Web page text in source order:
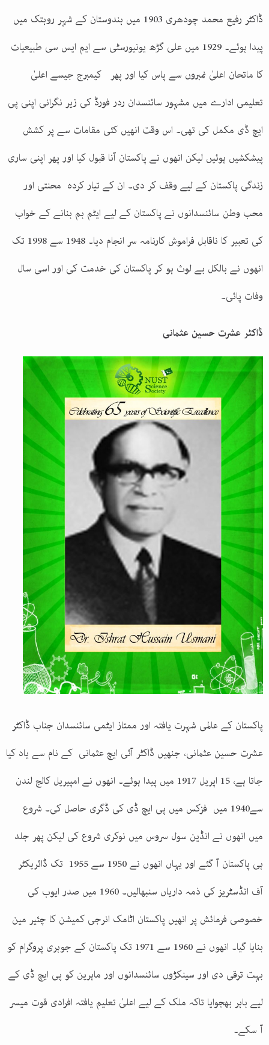
ڈاکٹر رفیع محمد چودھری 1903 میں ہندوستان کے شہر روہتک میں
پیدا ہوئے۔ 1929 میں علی گڑھ یونیورسٹی سے ایم ایس سی طبیعیات
کا ماتحان اعلیٰ نمبروں سے پاس کیا اور پھر کیمبرج جیسے اعلیٰ
تعلیمی ادارے میں مشہور سائنسدان ردر فورڈ کی زیر نگرانی اپنی پی
ایچ ڈی مکمل کی تھی۔ اس وقت انھیں کئی مقامات سے پر کشش
پیشکشیں ہوئیں لیکن انھوں نے پاکستان آنا قبول کیا اور پھر اپنی ساری
زندگی پاکستان کے لیے وقف کر دی۔ ان کے تیار کردہ محنتی اور
محب وطن سائنسدانوں نے پاکستان کے لیے ایٹم بم بنانے کے خواب
کی تعبیر کا ناقابل فراموش کارنامہ سر انجام دیا۔ 1948 سے 1998 تک
انھوں نے بالکل بے لوث ہو کر پاکستان کی خدمت کی اور اسی سال
وفات پائی۔
ڈاکٹر عشرت حسین عثمانی
پاکستان کے عالمی شہرت یافتہ اور ممتاز ایٹمی سائنسدان جناب ڈاکٹر
عشرت حسین عثمانی، جنھیں ڈاکٹر آئی ایچ عثمانی کے نام سے یاد کیا
جاتا ہے، 15 اپریل 1917 میں پیدا ہوئے۔ انھوں نے امپیریل کالج لندن
سے1940 میں فزکس میں پی ایچ ڈی کی ڈگری حاصل کی۔ شروع
میں انھوں نے انڈین سول سروس میں نوکری شروع کی لیکن پھر جلد
ہی پاکستان آ گئے اور یہاں انھوں نے 1950 سے 1955 تک ڈائریکٹر
آف انڈسٹریز کی ذمہ داریاں سنبھالیں۔ 1960 میں صدر ایوب کی
خصوصی فرمائش پر انھیں پاکستان اٹامک انرجی کمیشن کا چئیر مین
بنایا گیا۔ انھوں نے 1960 سے 1971 تک پاکستان کے جوہری پروگرام کو
بہت ترقی دی اور سینکڑوں سائنسدانوں اور ماہرین کو پی ایچ ڈی کے
لیے باہر بھجوایا تاکہ ملک کے لیے اعلیٰ تعلیم یافتہ افرادی قوت میسر
آ سکے۔